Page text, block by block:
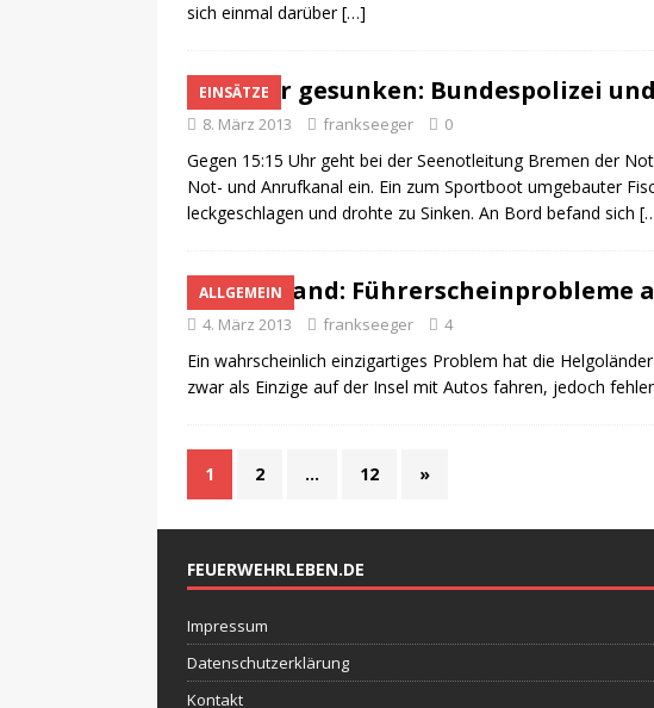
sich einmal darüber[…]
EINSÄTZE
Kutter gesunken: Bundespolizei
8. März 2013 frankseeger 0
Gegen 15:15 Uhr geht bei der Seenotleitung Bremen der
Not- und Anrufkanal ein. Ein zum Sportboot umgebauter
leckgeschlagen und drohte zu Sinken. An Bord befand sich
ALLGEMEIN
Helgoland: Führerscheinprobleme
4. März 2013 frankseeger 4
Ein wahrscheinlich einzigartiges Problem hat die
zwar als Einzige auf der Insel mit Autos fahren, jedoch
1 2 … 12 »
FEUERWEHRLEBEN.DE
Impressum
Datenschutzerklärung
Kontakt